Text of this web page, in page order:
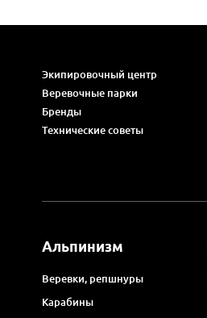
Экипировочный центр
Веревочные парки
Бренды
Технические советы
Альпинизм
Веревки, репшнуры
Карабины